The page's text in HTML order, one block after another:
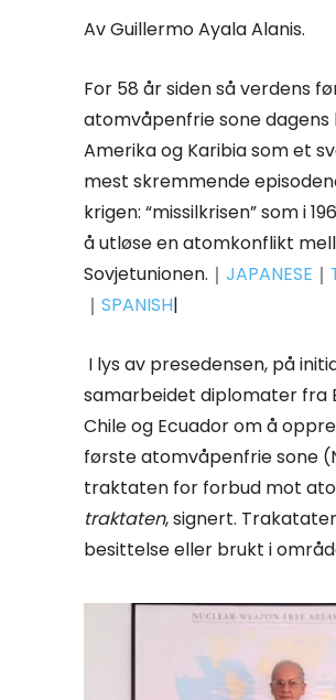
Av Guillermo Ayala Alanis.
For 58 år siden så verdens
atomvåpenfrie sone dagens
Amerika og Karibia som et
mest skremmende
krigen: “missilkrisen” som i
å utløse en atomkonflikt
Sovjetunionen.｜ JAPANESE ｜
｜ SPANISH|
I lys av presedensen, på
samarbeidet diplomater fra
Chile og Ecuador om å
første atomvåpenfrie sone
traktaten for forbud mot
traktaten, signert.
besittelse eller brukt i